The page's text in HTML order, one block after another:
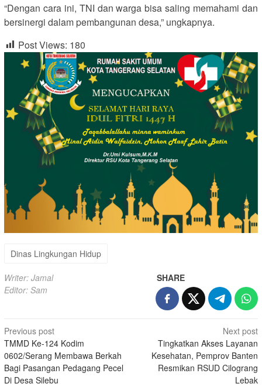
“Dengan cara ini, TNI dan warga bisa saling memahami dan
bersinergi dalam pembangunan desa,” ungkapnya.
Post Views: 180
Dinas Lingkungan Hidup
Writer: Jamal
Editor: Sam
SHARE
Post
navigation
Previous post
TMMD Ke-124 Kodim
0602/Serang Membawa Berkah
Bagi Pasangan Pedagang Pecel
Di Desa Silebu
Next post
Tingkatkan Akses Layanan
Kesehatan, Pemprov Banten
Resmikan RSUD Cilograng
Lebak